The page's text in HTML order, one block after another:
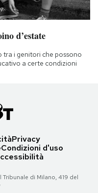
d’estate
tra i genitori che possono
a certe condizioni
Privacy
Condizioni d'uso
di Milano, 419 del